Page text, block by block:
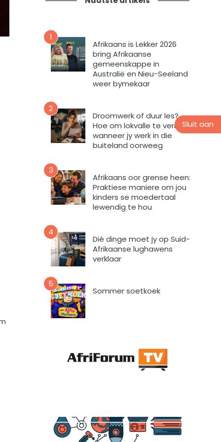
t
n
u
u
s
b
e
f
v
o
r
m
i
e
v
u
e
m
e
k
a
a
r
t
o
e
i
n
d
a
m
1
Afrikaans is Lekker 2026
bring Afrikaanse
gemeenskappe in
Australië en Nieu-Seeland
weer bymekaar
2
Droomwerk of duur les?
Hoe om lokvalle te vermy
wanneer jy werk in die
buiteland oorweeg
3
Afrikaans oor grense heen:
Praktiese maniere om jou
kinders se moedertaal
lewendig te hou
4
Dié dinge moet jy op Suid-
Afrikaanse lughawens
verklaar
5
Sommer soetkoek
Sluit aan